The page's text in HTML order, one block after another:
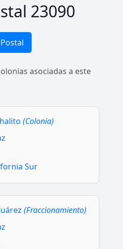
23090
asociadas a este
(Colonia)
Sur
(Fraccionamiento)